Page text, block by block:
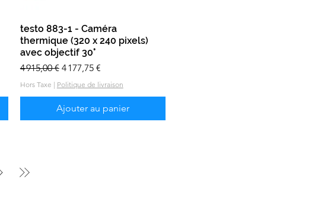
Aperçu rapide
testo 883-1 - Caméra
thermique (320 x 240 pixels)
avec objectif 30°
Prix original
4 915,00 € Prix promotionnel
4 177,75 €
Hors Taxe | Politique de livraison
Ajouter au panier